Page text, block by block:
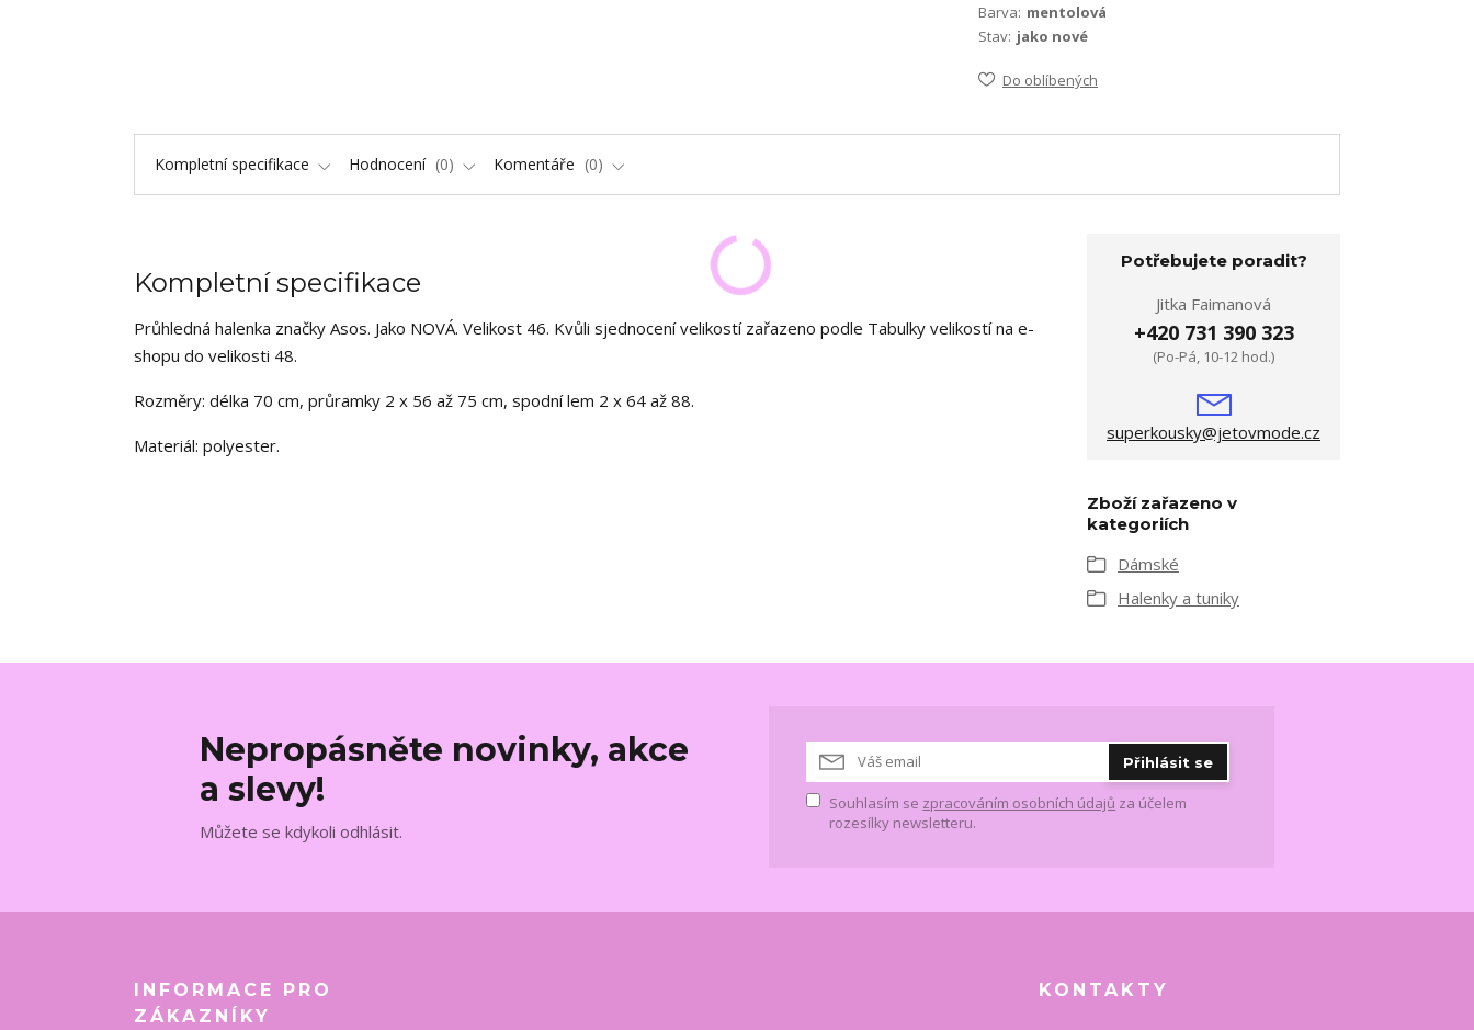
Barva: mentolová
Stav: jako nové
Do oblíbených
Kompletní specifikace Hodnocení 0 Komentáře 0
Kompletní specifikace
Průhledná halenka značky Asos. Jako NOVÁ. Velikost 46. Kvůli sjednocení velikostí zařazeno podle Tabulky velikostí na e-
shopu do velikosti 48.
Rozměry: délka 70 cm, průramky 2 x 56 až 75 cm, spodní lem 2 x 64 až 88.
Materiál: polyester.
Potřebujete poradit?
Jitka Faimanová
+420 731 390 323
(Po-Pá, 10-12 hod.)
superkousky@jetovmode.cz
Zboží zařazeno v
kategoriích
Dámské
Halenky a tuniky
Nepropásněte novinky, akce
a slevy!
Můžete se kdykoli odhlásit.
Přihlásit se
Souhlasím se zpracováním osobních údajů za účelem
rozesílky newsletteru.
INFORMACE PRO
ZÁKAZNÍKY
KONTAKTY